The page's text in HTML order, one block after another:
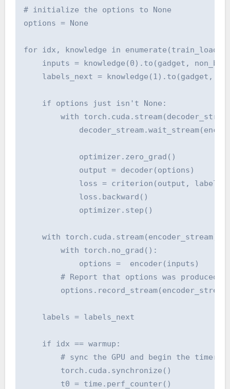
# initialize the options to None
options = None
for idx, knowledge in
inputs = knowledge(0).to(gadget,
labels_next = knowledge(1).to(gadget,
    if options just isn't None:
with
            optimizer.zero_grad()
            output = decoder(options)
            loss = criterion(output, labels)
            loss.backward()
            optimizer.step()
    with torch.cuda.stream(encoder_stream):
        with torch.no_grad():
            options =  encoder(inputs)
# Report that options was produced
    labels = labels_next
    if idx == warmup:
        # sync the GPU and begin the timer
        torch.cuda.synchronize()
        t0 = time.perf_counter()